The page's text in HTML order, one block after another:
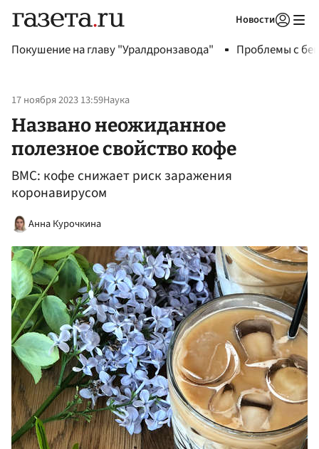
Новости
Покушение на главу "Уралдронзавода" Проблемы с
17 ноября 2023 13:59Наука
Названо неожиданное
полезное свойство кофе
BMC: кофе снижает риск заражения
коронавирусом
Анна Курочкина